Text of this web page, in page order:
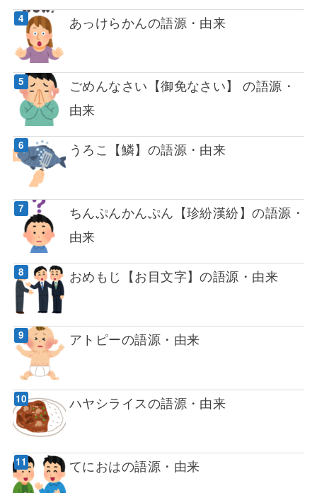
あっけらかんの語源・由来
ごめんなさい【御免なさい】 の語源・
由来
うろこ【鱗】の語源・由来
ちんぷんかんぷん【珍紛漢紛】の語源・
由来
おめもじ【お目文字】の語源・由来
アトピーの語源・由来
ハヤシライスの語源・由来
てにおはの語源・由来